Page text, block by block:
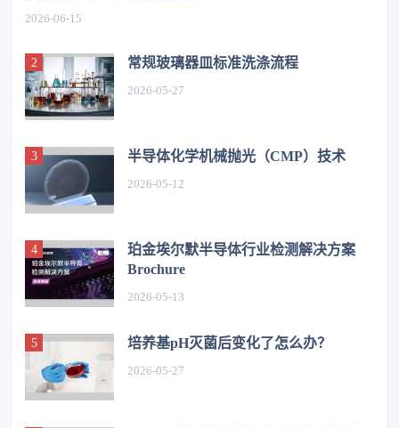
2026-06-15
常规玻璃器皿标准洗涤流程
2026-05-27
半导体化学机械抛光（CMP）技术
2026-05-12
珀金埃尔默半导体行业检测解决方案
Brochure
2026-05-13
培养基pH灭菌后变化了怎么办？
2026-05-27